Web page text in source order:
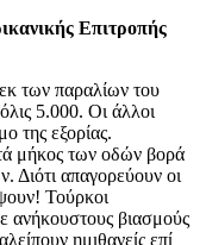
Επιτροπής
των παραλίων του
5.000. Οι άλλοι
της εξορίας.
μήκος των οδών βορά
απαγορεύουν οι
Τούρκοι
ανήκουστους βιασμούς
ημιθανείς επί